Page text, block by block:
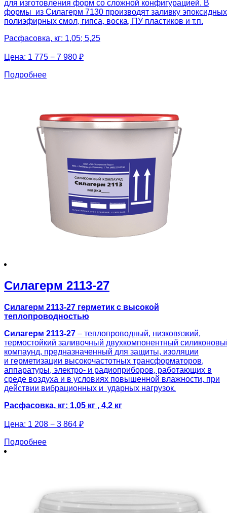
для изготовления форм со сложной конфигурацией. В
формы из Силагерм 7130 производят заливку
полиэфирных смол, гипса, воска, ПУ пластиков и т.п.
Расфасовка, кг: 1,05; 5,25
Цена: 1 775 − 7 980 ₽
Подробнее
Силагерм 2113-27
Силагерм 2113-27 герметик с высокой
теплопроводностью
Силагерм 2113-27 – теплопроводный, низковязкий,
термостойкий заливочный двухкомпонентный
компаунд, предназначенный для защиты, изоляции
и герметизации высокочастотных трансформаторов,
аппаратуры, электро- и радиоприборов, работающих в
среде воздуха и в условиях повышенной влажности, при
действии вибрационных и ударных нагрузок.
Расфасовка, кг: 1,05 кг , 4,2 кг
Цена: 1 208 − 3 864 ₽
Подробнее